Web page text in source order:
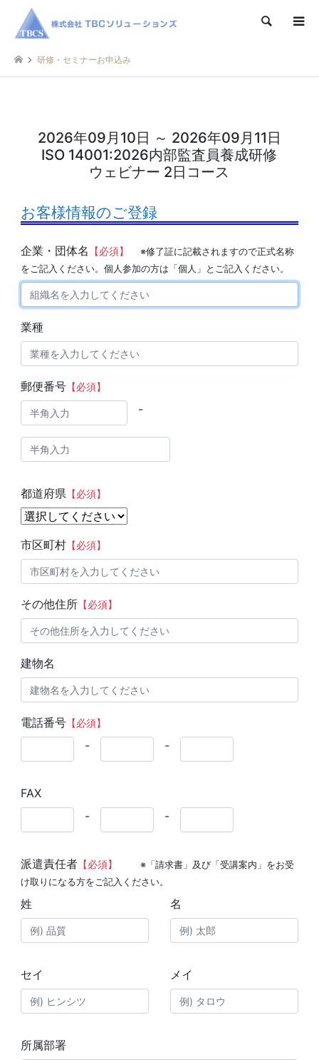
検索
研修・セミナーお申込み
2026年09月10日 ～ 2026年09月11日
ISO 14001:2026内部監査員養成研修
ウェビナー 2日コース
お客様情報のご登録
企業・団体名 【必須】
※修了証に記載されますので正式名称
をご記入ください。個人参加の方は「個人」とご記入ください。
業種
郵便番号【必須】
-
都道府県 【必須】
市区町村【必須】
その他住所【必須】
建物名
電話番号【必須】
- -
FAX
-
-
派遣責任者【必須】
※「請求書」及び「受講案内」をお受
け取りになる方をご記入ください。
姓 名
セイ メイ
所属部署